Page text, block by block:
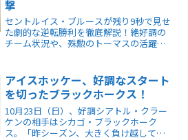
撃
セントルイス・ブルースが残り9秒で見せ
た劇的な逆転勝利を徹底解説！絶好調の
チーム状況や、殊勲のトーマスの活躍、
新情報をプロの視点で深掘りします。
アイスホッケー、好調なスタート
を切ったブラックホークス！
10月23日（日）、好調シアトル・クラー
ケンの相手はシカゴ・ブラックホーク
ス。「昨シーズン、大きく負け越してた